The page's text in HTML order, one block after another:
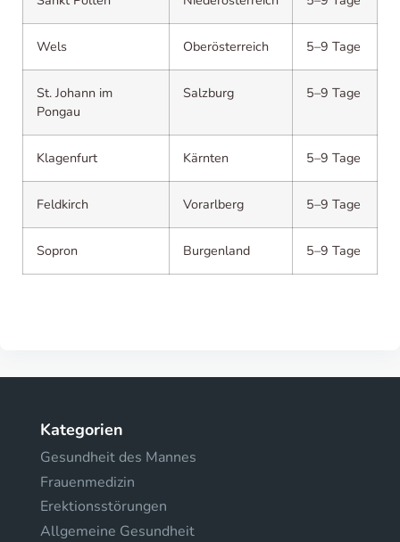
Wels Oberösterreich 5–9 Tage
St. Johann im
Pongau
Salzburg 5–9 Tage
Klagenfurt Kärnten 5–9 Tage
Feldkirch Vorarlberg 5–9 Tage
Sopron Burgenland 5–9 Tage
Kategorien
Gesundheit des Mannes
Frauenmedizin
Erektionsstörungen
Allgemeine Gesundheit